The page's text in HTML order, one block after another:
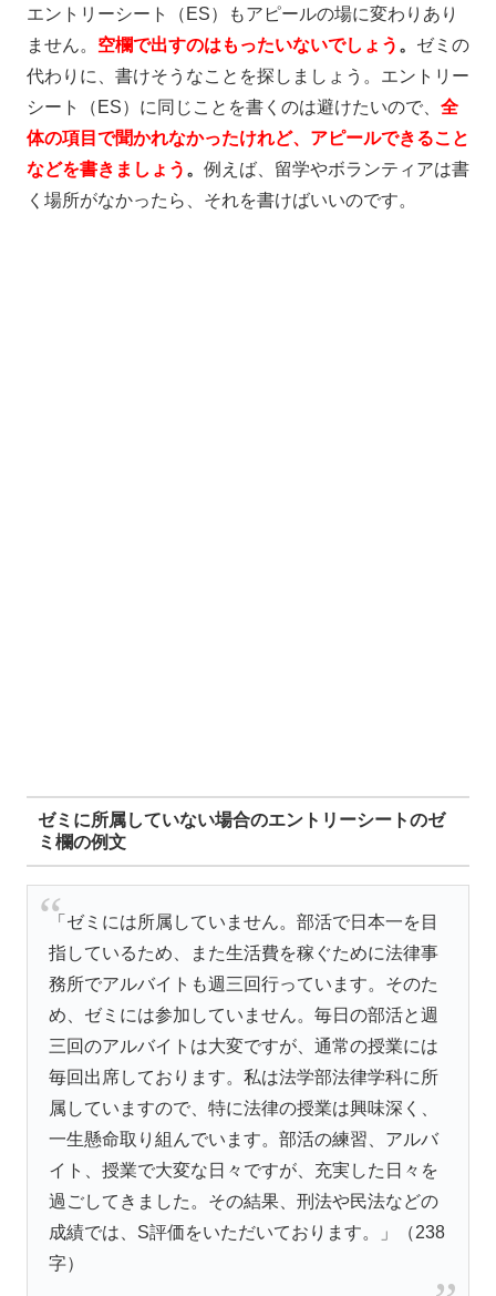
エントリーシート（ES）もアピールの場に変わりあり
ません。 空欄で出すのはもったいないでしょう 。 ゼミの
代わりに、書けそうなことを探しましょう。エントリー
シート（ES）に同じことを書くのは避けたいので、 全
体の項目で聞かれなかったけれど、アピールできること
などを書きましょう 。 例えば、留学やボランティアは書
く場所がなかったら、それを書けばいいのです。
ゼミに所属していない場合のエントリーシートのゼ
ミ欄の例文
「ゼミには所属していません。部活で日本一を目
指しているため、また生活費を稼ぐために法律事
務所でアルバイトも週三回行っています。そのた
め、ゼミには参加していません。毎日の部活と週
三回のアルバイトは大変ですが、通常の授業には
毎回出席しております。私は法学部法律学科に所
属していますので、特に法律の授業は興味深く、
一生懸命取り組んでいます。部活の練習、アルバ
イト、授業で大変な日々ですが、充実した日々を
過ごしてきました。その結果、刑法や民法などの
成績では、S評価をいただいております。」（238
字）